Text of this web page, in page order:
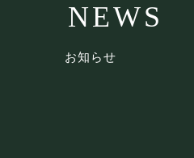
NEWS
お知らせ